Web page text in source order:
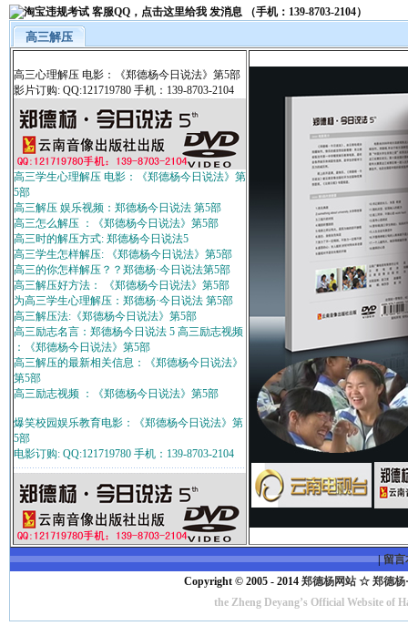
高三解压
高三心理解压 电影：《郑德杨今日说法》第5部
影片订购: QQ:121719780 手机：139-8703-2104
高三学生心理解压 电影：《郑德杨今日说法》第
5部
高三解压 娱乐视频：郑德杨今日说法 第5部
高三怎么解压 ：《郑德杨今日说法》第5部
高三时的解压方式: 郑德杨今日说法5
高三学生怎样解压: 《郑德杨今日说法》第5部
高三的你怎样解压？？郑德杨·今日说法第5部
高三解压好方法： 《郑德杨今日说法》第5部
为高三学生心理解压：郑德杨·今日说法 第5部
高三解压法:《郑德杨今日说法》第5部
高三励志名言：郑德杨今日说法 5 高三励志视频
：《郑德杨今日说法》第5部
高三解压的最新相关信息：《郑德杨今日说法》
第5部
高三励志视频 ：《郑德杨今日说法》第5部
爆笑校园娱乐教育电影：《郑德杨今日说法》第
5部
电影订购: QQ:121719780 手机：139-8703-2104
|留言
Copyright © 2005 - 2014 郑德杨网站 ☆ 郑德杨
the Zheng Deyang’s Official Website